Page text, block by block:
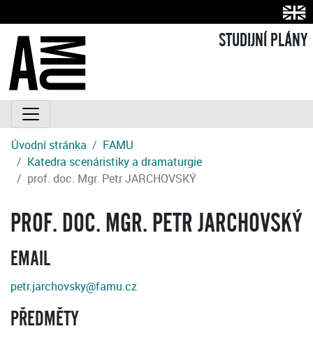
STUDIJNÍ PLÁNY
Úvodní stránka
FAMU
Katedra scenáristiky a dramaturgie
prof. doc. Mgr. Petr JARCHOVSKÝ
PROF. DOC. MGR. PETR JARCHOVSKÝ
EMAIL
petr.jarchovsky@famu.cz
PŘEDMĚTY